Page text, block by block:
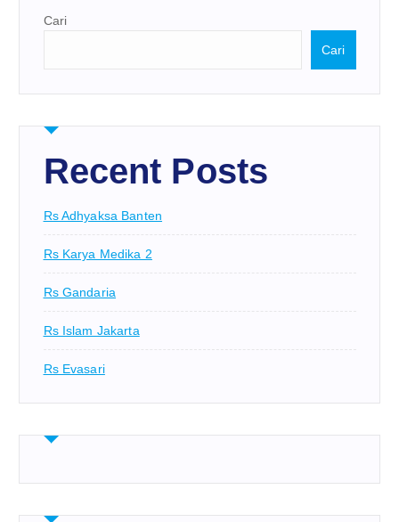
Cari
Cari
Recent Posts
Rs Adhyaksa Banten
Rs Karya Medika 2
Rs Gandaria
Rs Islam Jakarta
Rs Evasari